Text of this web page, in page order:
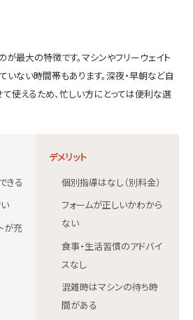
最大の特徴です。マシンやフリーウェイト
いない時間帯もあります。深夜・早朝など自
使えるため、忙しい方にとっては便利な選
きる
が充
デメリット
個別指導はなし（別料金）
フォームが正しいかわから
ない
食事・生活習慣のアドバイ
スなし
混雑時はマシンの待ち時
間がある